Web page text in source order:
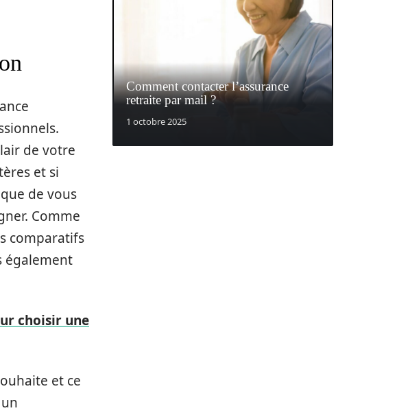
de votre
et si
de vous
Comme
comparatifs
également
choisir une
et ce
Comment contacter l’assurance
retraite par mail ?
1 octobre 2025